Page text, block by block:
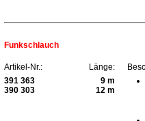
Funkschlauch
Artikel-Nr.:
391 363
390 303
Länge:
9 m
12 m